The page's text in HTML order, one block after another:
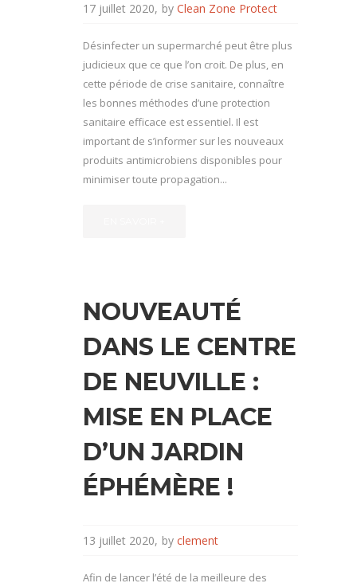
17 juillet 2020 by Clean Zone Protect
Désinfecter un supermarché peut être plus
judicieux que ce que l’on croit. De plus, en
cette période de crise sanitaire, connaître
les bonnes méthodes d’une protection
sanitaire efficace est essentiel. Il est
important de s’informer sur les nouveaux
produits antimicrobiens disponibles pour
minimiser toute propagation...
NOUVEAUTÉ
DANS LE CENTRE
DE NEUVILLE :
MISE EN PLACE
D’UN JARDIN
ÉPHÉMÈRE !
13 juillet 2020 by clement
Afin de lancer l’été de la meilleure des